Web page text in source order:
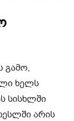
გამო,
ხელს
სისხლში
არის